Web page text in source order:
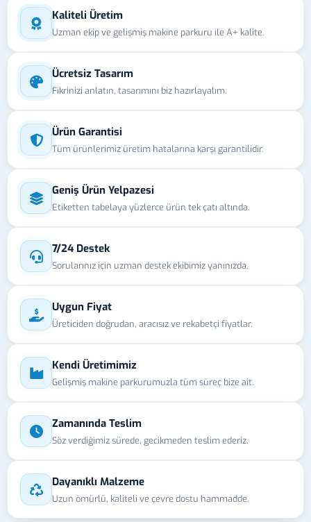
Kaliteli Üretim
Uzman ekip ve gelişmiş makine parkuru ile A+ kalite.
Ücretsiz Tasarım
Fikrinizi anlatın, tasarımını biz hazırlayalım.
Ürün Garantisi
Tüm ürünlerimiz üretim hatalarına karşı garantilidir.
Geniş Ürün Yelpazesi
Etiketten tabelaya yüzlerce ürün tek çatı altında.
7/24 Destek
Sorularınız için uzman destek ekibimiz yanınızda.
Uygun Fiyat
Üreticiden doğrudan, aracısız ve rekabetçi fiyatlar.
Kendi Üretimimiz
Gelişmiş makine parkurumuzla tüm süreç bize ait.
Zamanında Teslim
Söz verdiğimiz sürede, gecikmeden teslim ederiz.
Dayanıklı Malzeme
Uzun ömürlü, kaliteli ve çevre dostu hammadde.